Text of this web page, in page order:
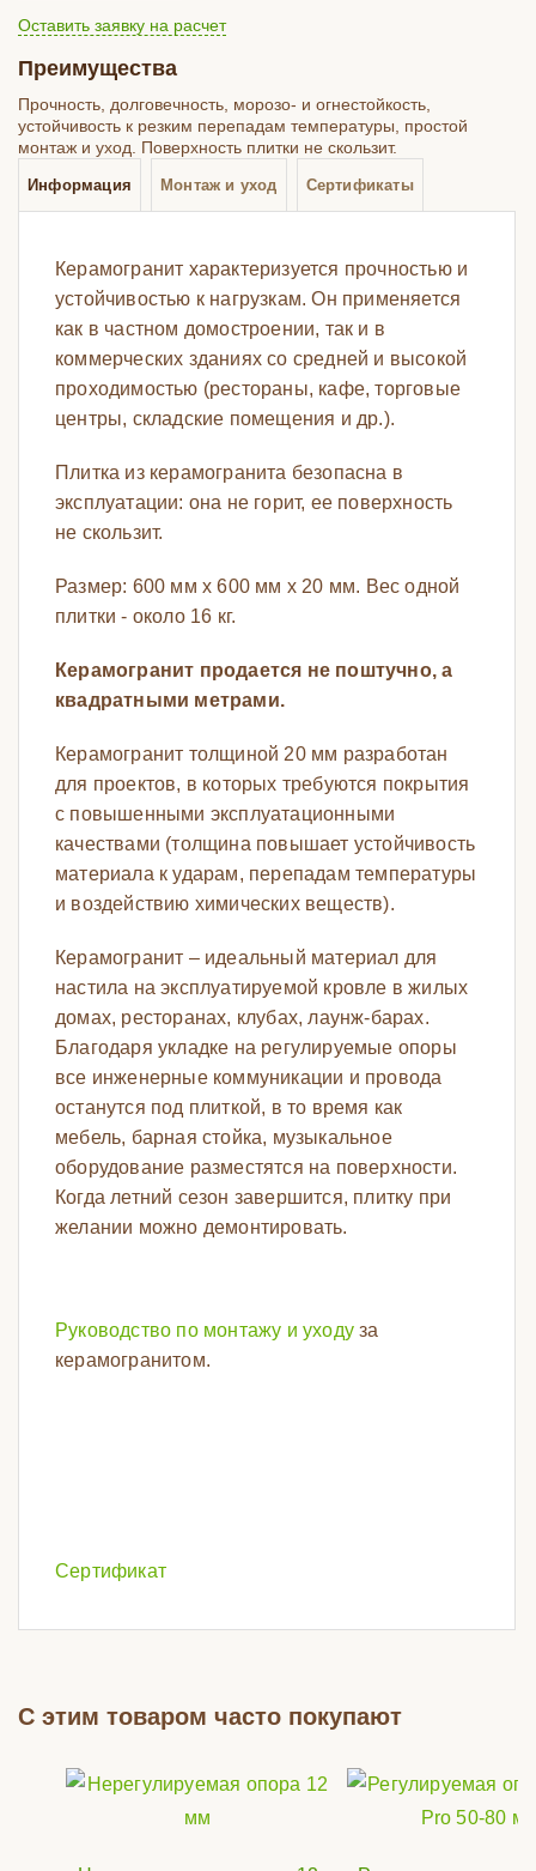
Оставить заявку на расчет
Преимущества
Прочность, долговечность, морозо- и огнестойкость,
устойчивость к резким перепадам температуры, простой
монтаж и уход. Поверхность плитки не скользит.
Информация Монтаж и уход Сертификаты
Керамогранит характеризуется прочностью и
устойчивостью к нагрузкам. Он применяется
как в частном домостроении, так и в
коммерческих зданиях со средней и высокой
проходимостью (рестораны, кафе, торговые
центры, складские помещения и др.).
Плитка из керамогранита безопасна в
эксплуатации: она не горит, ее поверхность
не скользит.
Размер: 600 мм х 600 мм х 20 мм. Вес одной
плитки - около 16 кг.
Керамогранит продается не поштучно, а
квадратными метрами.
Керамогранит толщиной 20 мм разработан
для проектов, в которых требуются покрытия
с повышенными эксплуатационными
качествами (толщина повышает устойчивость
материала к ударам, перепадам температуры
и воздействию химических веществ).
Керамогранит – идеальный материал для
настила на эксплуатируемой кровле в жилых
домах, ресторанах, клубах, лаунж-барах.
Благодаря укладке на регулируемые опоры
все инженерные коммуникации и провода
останутся под плиткой, в то время как
мебель, барная стойка, музыкальное
оборудование разместятся на поверхности.
Когда летний сезон завершится, плитку при
желании можно демонтировать.
Руководство по монтажу и уходу за
керамогранитом.
Сертификат
С этим товаром часто покупают